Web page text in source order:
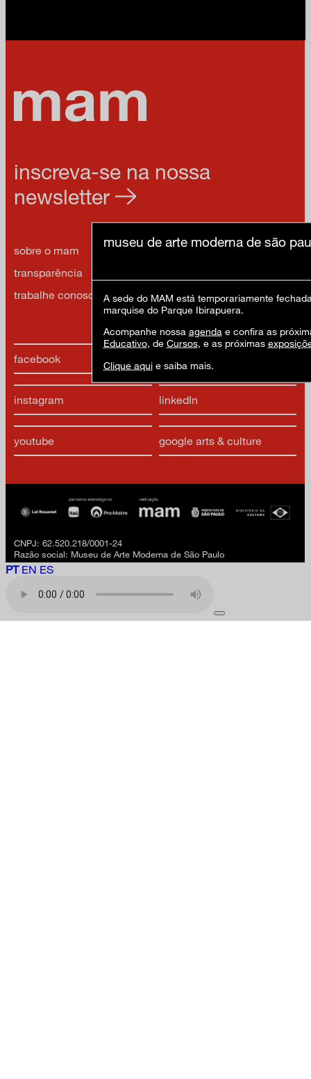
facebook
instagram linkedIn
youtube google arts & culture
inscreva-se na nossa
newsletter
sobre o mam
imprensa
transparência
trabalhe conosco
política de privacidade e
termos de uso
CNPJ: 62.520.218/0001-24
Razão social: Museu de Arte Moderna de São Paulo
PT EN ES
museu de arte moderna de são
A sede do MAM está temporariamente
marquise do Parque Ibirapuera.
Acompanhe nossa agenda e confira as
Educativo, de Cursos, e as próximas
Clique aquie saiba mais.